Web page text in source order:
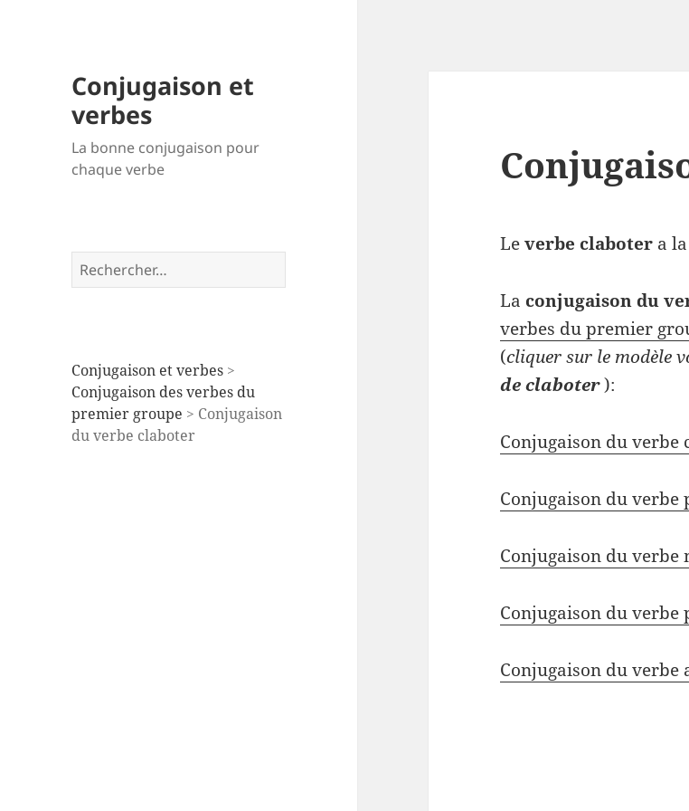
Conjugaison et
verbes
La bonne conjugaison pour
chaque verbe
Rechercher :
Conjugaison et verbes >
Conjugaison des verbes du
premier groupe > Conjugaison
du verbe claboter
Leverbe claboter a
La conjugaison du
verbes du premier
(cliquer sur le modèle
de claboter):
Conjugaison du verbe
Conjugaison du verbe
Conjugaison du verbe
Conjugaison du verbe
Conjugaison du verbe